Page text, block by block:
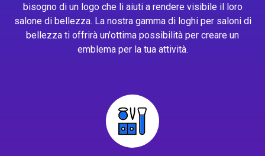
bisogno di un logo che li aiuti a rendere visibile il loro
salone di bellezza. La nostra gamma di loghi per saloni di
bellezza ti offrirà un'ottima possibilità per creare un
emblema per la tua attività.